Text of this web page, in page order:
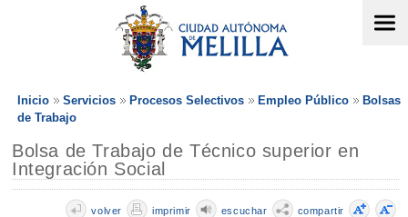
Inicio Servicios Procesos Selectivos Empleo Público
Bolsas
de Trabajo
Bolsa de Trabajo de Técnico superior en
Integración Social
compartir
escuchar
imprimir
volver